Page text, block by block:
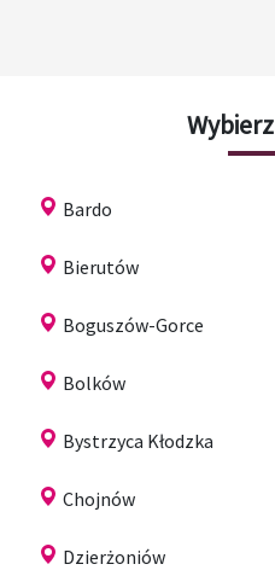
Wybierz
Bardo
Bierutów
Boguszów-Gorce
Bolków
Bystrzyca Kłodzka
Chojnów
Dzierżoniów